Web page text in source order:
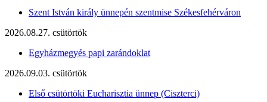
Szent István király ünnepén szentmise Székesfehérváron
2026.08.27. csütörtök
Egyházmegyés papi zarándoklat
2026.09.03. csütörtök
Első csütörtöki Eucharisztia ünnep (Ciszterci)